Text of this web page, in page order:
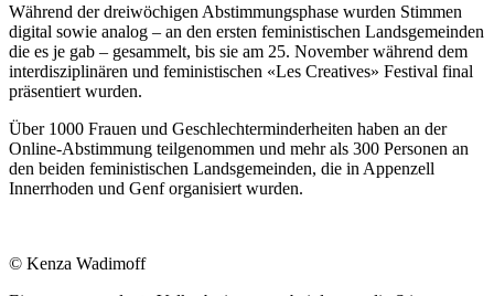
Während der dreiwöchigen Abstimmungsphase wurden Stimmen
digital sowie analog – an den ersten feministischen Landsgemeinden
die es je gab – gesammelt, bis sie am 25. November während dem
interdisziplinären und feministischen «Les Creatives» Festival final
präsentiert wurden.
Über 1000 Frauen und Geschlechterminderheiten haben an der
Online-Abstimmung teilgenommen und mehr als 300 Personen an
den beiden feministischen Landsgemeinden, die in Appenzell
Innerrhoden und Genf organisiert wurden.
© Kenza Wadimoff